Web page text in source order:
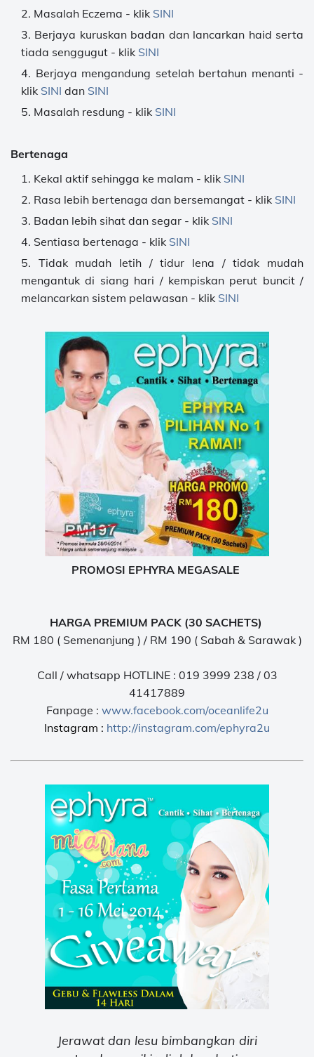
Masalah Eczema - klik SINI
Berjaya kuruskan badan dan lancarkan haid serta
tiada senggugut - klik SINI
Berjaya mengandung setelah bertahun menanti -
klik SINI dan SINI
Masalah resdung - klik SINI
Bertenaga
Kekal aktif sehingga ke malam - klik SINI
Rasa lebih bertenaga dan bersemangat - klik SINI
Badan lebih sihat dan segar - klik SINI
Sentiasa bertenaga - klik SINI
Tidak mudah letih / tidur lena / tidak mudah
mengantuk di siang hari / kempiskan perut buncit /
melancarkan sistem pelawasan - klik SINI
PROMOSI EPHYRA MEGASALE
HARGA PREMIUM PACK (30 SACHETS)
RM 180 ( Semenanjung ) / RM 190 ( Sabah & Sarawak )
Call / whatsapp HOTLINE : 019 3999 238 / 03
41417889
Fanpage : www.facebook.com/oceanlife2u
Instagram : http://instagram.com/ephyra2u
Jerawat dan lesu bimbangkan diri